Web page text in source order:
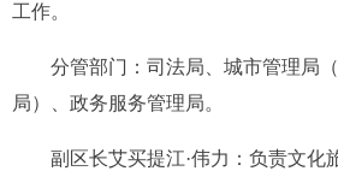
工作。
分管部门： 司法局、 城市管理局
局）
政务服务管理局。
副区长艾买提江·伟力： 负责文化